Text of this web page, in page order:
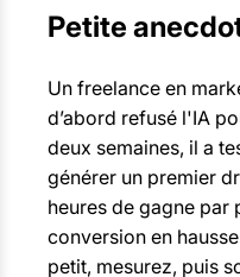
Petite
Un freelance en
d’abord refusé l'IA
deux semaines, il a
générer un premier
heures de gagne
conversion en
petit, mesurez, puis